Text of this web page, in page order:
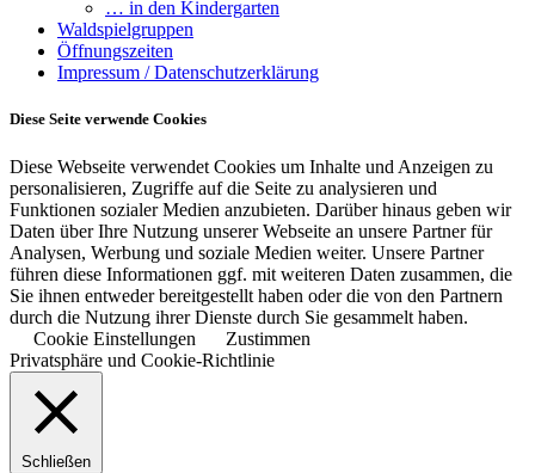
… in den Kindergarten
Waldspielgruppen
Öffnungszeiten
Impressum / Datenschutzerklärung
Diese Seite verwende Cookies
Diese Webseite verwendet Cookies um Inhalte und Anzeigen zu
personalisieren, Zugriffe auf die Seite zu analysieren und
Funktionen sozialer Medien anzubieten. Darüber hinaus geben wir
Daten über Ihre Nutzung unserer Webseite an unsere Partner für
Analysen, Werbung und soziale Medien weiter. Unsere Partner
führen diese Informationen ggf. mit weiteren Daten zusammen, die
Sie ihnen entweder bereitgestellt haben oder die von den Partnern
durch die Nutzung ihrer Dienste durch Sie gesammelt haben.
Cookie Einstellungen
Zustimmen
Privatsphäre und Cookie-Richtlinie
Schließen